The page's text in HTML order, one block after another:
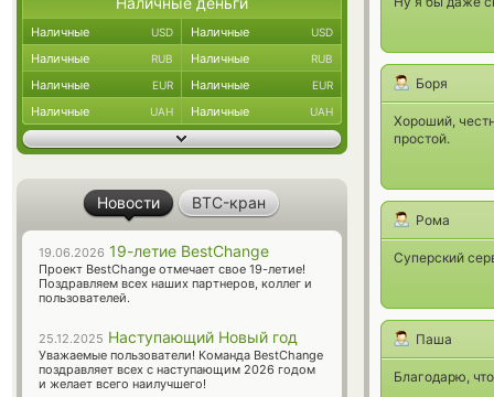
Боря
Хороший,
простой.
Рома
Суперский
Паша
Благодарю,
Наличные USD Наличные USD
Наличные RUB Наличные RUB
Наличные EUR Наличные EUR
Наличные UAH Наличные UAH
Новости BTC-кран
19.06.2026 19-летие BestChange
Проект BestChange отмечает свое 19-летие!
Поздравляем всех наших партнеров, коллег и
пользователей.
25.12.2025 Наступающий Новый год
Уважаемые пользователи! Команда BestChange
поздравляет всех с наступающим 2026 годом
и желает всего наилучшего!